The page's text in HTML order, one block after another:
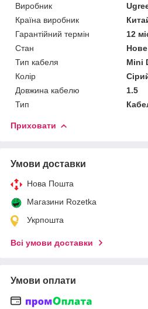
Виробник
Країна виробник
Гарантійний термін
12
Стан
Нове
Тип кабеля
Mini
Колір
Довжина кабелю
1.5
Тип
Приховати
Умови доставки
Нова Пошта
Магазини Rozetka
Укрпошта
Всі умови доставки
Умови оплати